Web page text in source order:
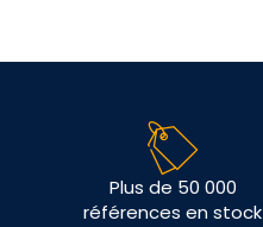
Plus de 50 000
références en stock